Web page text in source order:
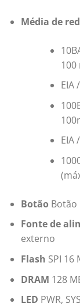
Média de
100
EIA
EIA
Botão Botão
Fonte de
externo
Flash SPI 16
DRAM 128
LED PWR,